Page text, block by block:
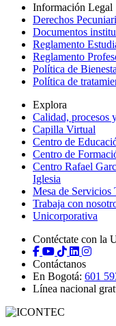
Información Legal
Derechos
Documentos
Reglamento
Reglamento
Política de
Política de
Explora
Calidad, procesos
Capilla Virtual
Centro de
Centro de
Centro Rafael
Iglesia
Mesa de Servicios
Trabaja con
Unicorporativa
Contéctate con la
Contáctanos
En Bogotá: 601
Línea nacional